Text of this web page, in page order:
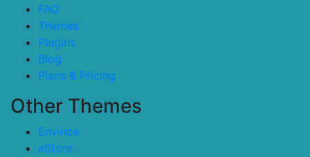
FAQ
Themes
Plugins
Blog
Plans & Pricing
Other Themes
Envince
eStore